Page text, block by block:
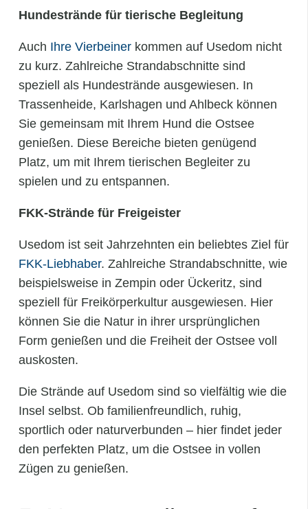
Hundestrände für tierische Begleitung
Auch Ihre Vierbeiner kommen auf Usedom nicht
zu kurz. Zahlreiche Strandabschnitte sind
speziell als Hundestrände ausgewiesen. In
Trassenheide, Karlshagen und Ahlbeck können
Sie gemeinsam mit Ihrem Hund die Ostsee
genießen. Diese Bereiche bieten genügend
Platz, um mit Ihrem tierischen Begleiter zu
spielen und zu entspannen.
FKK-Strände für Freigeister
Usedom ist seit Jahrzehnten ein beliebtes Ziel für
FKK-Liebhaber. Zahlreiche Strandabschnitte, wie
beispielsweise in Zempin oder Ückeritz, sind
speziell für Freikörperkultur ausgewiesen. Hier
können Sie die Natur in ihrer ursprünglichen
Form genießen und die Freiheit der Ostsee voll
auskosten.
Die Strände auf Usedom sind so vielfältig wie die
Insel selbst. Ob familienfreundlich, ruhig,
sportlich oder naturverbunden – hier findet jeder
den perfekten Platz, um die Ostsee in vollen
Zügen zu genießen.